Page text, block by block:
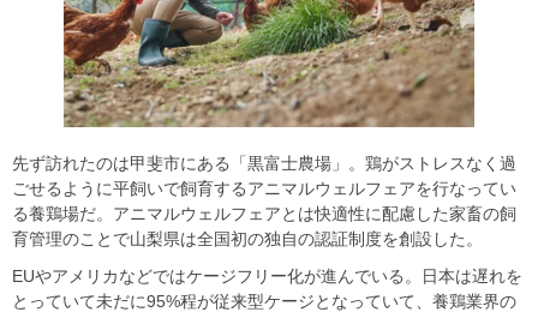
先ず訪れたのは甲斐市にある「黒富士農場」。鶏がストレスなく過
ごせるように平飼いで飼育するアニマルウェルフェアを行なってい
る養鶏場だ。アニマルウェルフェアとは快適性に配慮した家畜の飼
育管理のことで山梨県は全国初の独自の認証制度を創設した。
EUやアメリカなどではケージフリー化が進んでいる。日本は遅れを
とっていて未だに95%程が従来型ケージとなっていて、養鶏業界の